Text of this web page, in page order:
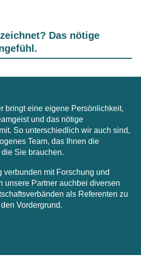
Das nötige
bringt eine eigene Persönlichkeit,
und das nötige
So unterschiedlich wir auch sind,
Team, das Ihnen die
Sie brauchen.
verbunden mit Forschung und
unsere Partner auchbei diversen
als Referenten zu
Vordergrund.